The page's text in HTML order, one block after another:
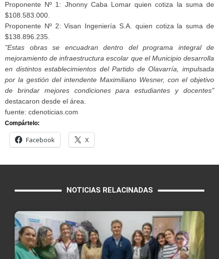
Proponente Nº 1: Jhonny Caba Lomar quien cotiza la suma de
$108.583.000.
Proponente Nº 2: Visan Ingeniería S.A. quien cotiza la suma de
$138.896.235.
"Estas obras se encuadran dentro del programa integral de
mejoramiento de infraestructura escolar que el Municipio desarrolla
en distintos establecimientos del Partido de Olavarría, impulsada
por la gestión del intendente Maximiliano Wesner, con el objetivo
de brindar mejores condiciones para estudiantes y docentes"
destacaron desde el área.
fuente: cdenoticias.com
Compártelo:
Facebook X
NOTICIAS RELACINADAS